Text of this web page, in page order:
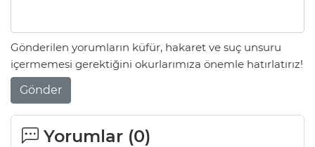
Gönderilen yorumların küfür, hakaret ve suç unsuru
içermemesi gerektiğini okurlarımıza önemle hatırlatırız!
Gönder
Yorumlar (0)